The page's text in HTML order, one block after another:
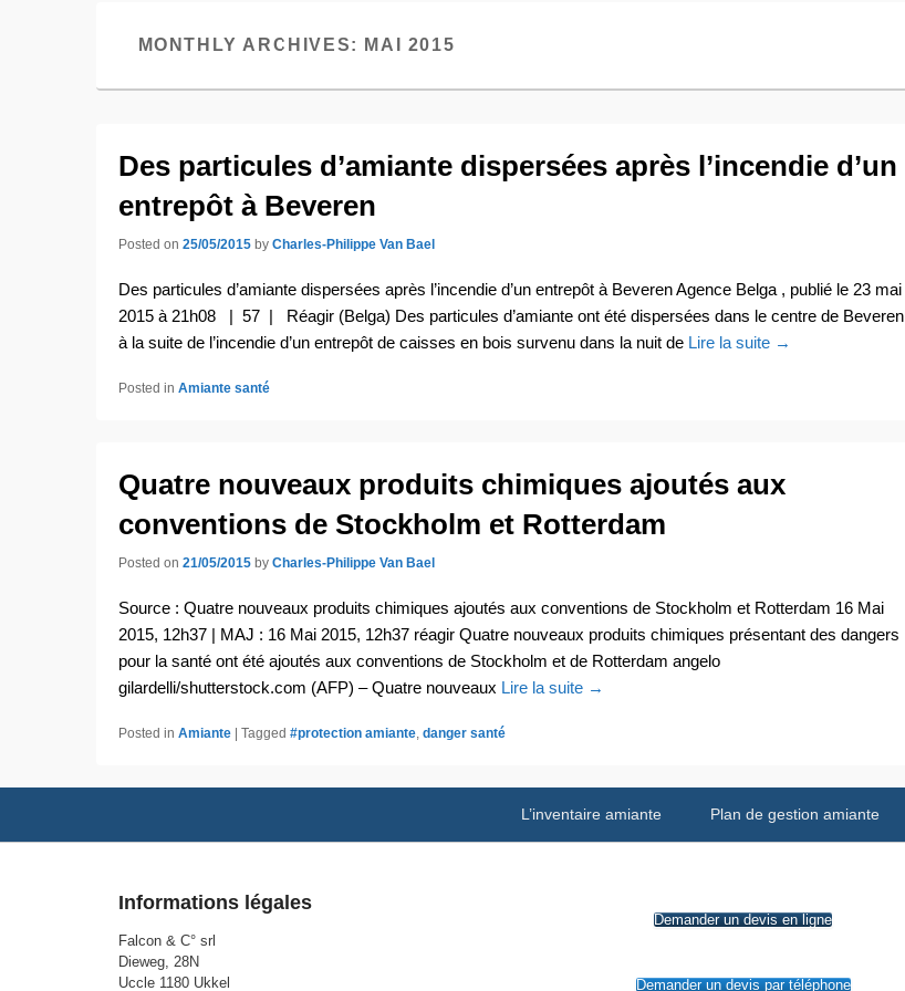
MONTHLY ARCHIVES: MAI 2015
Des particules d’amiante dispersées après l’incendie d’un
entrepôt à Beveren
Posted on 25/05/2015 by Charles-Philippe Van Bael
Des particules d’amiante dispersées après l’incendie d’un entrepôt à Beveren Agence Belga , publié le 23 mai
2015 à 21h08 | 57 | Réagir (Belga) Des particules d’amiante ont été dispersées dans le centre de Beveren
à la suite de l’incendie d’un entrepôt de caisses en bois survenu dans la nuit de Lire la suite →
Posted in Amiante santé
Quatre nouveaux produits chimiques ajoutés aux
conventions de Stockholm et Rotterdam
Posted on 21/05/2015 by Charles-Philippe Van Bael
Source : Quatre nouveaux produits chimiques ajoutés aux conventions de Stockholm et Rotterdam 16 Mai
2015, 12h37 | MAJ : 16 Mai 2015, 12h37 réagir Quatre nouveaux produits chimiques présentant des dangers
pour la santé ont été ajoutés aux conventions de Stockholm et de Rotterdam angelo
gilardelli/shutterstock.com (AFP) – Quatre nouveaux Lire la suite →
Posted in Amiante | Tagged #protection amiante danger santé
L’inventaire amiante Plan de gestion amiante
Informations légales
Falcon & C° srl
Dieweg, 28N
Uccle 1180 Ukkel
Demander un devis en ligne
Demander un devis par téléphone